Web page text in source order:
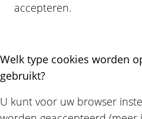
accepteren.
Welk type cookies worden
gebruikt?
U kunt voor uw browser